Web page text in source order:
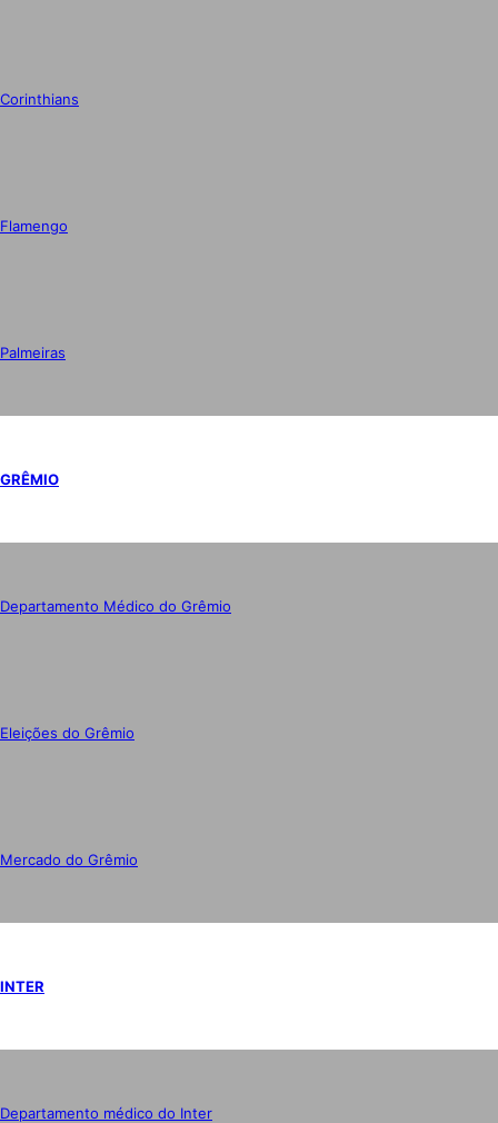
Corinthians
Flamengo
Palmeiras
GRÊMIO
Departamento Médico do Grêmio
Eleições do Grêmio
Mercado do Grêmio
INTER
Departamento médico do Inter